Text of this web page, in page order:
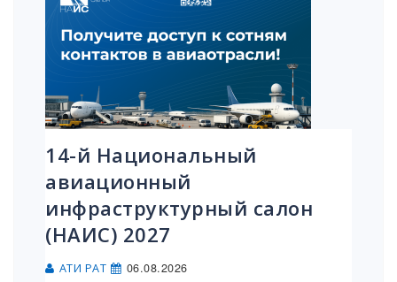
14-й Национальный
авиационный
инфраструктурный салон
(НАИС) 2027
АТИ РАТ 06.08.2026